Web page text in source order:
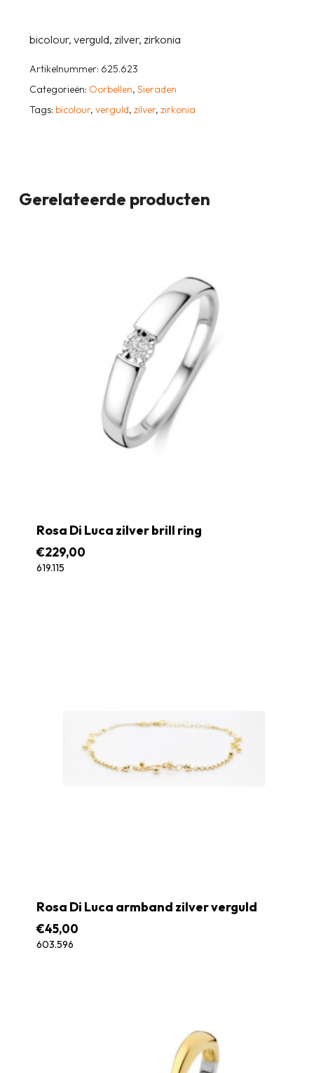
bicolour, verguld, zilver, zirkonia
Artikelnummer: 625.623
Categorieën: Oorbellen, Sieraden
Tags: bicolour, verguld, zilver, zirkonia
Gerelateerde producten
Rosa Di Luca zilver brill ring
€229,00
619.115
Rosa Di Luca armband zilver verguld
€45,00
603.596